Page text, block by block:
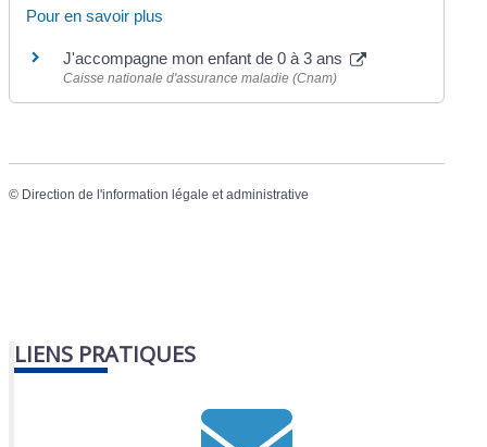
Pour en savoir plus
J'accompagne mon enfant de 0 à 3 ans
Caisse nationale d'assurance maladie (Cnam)
© Direction de l'information légale et administrative
LIENS PRATIQUES